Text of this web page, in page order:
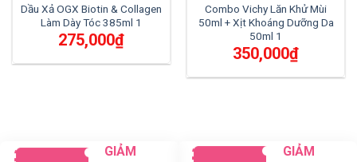
Dầu Xả OGX Biotin & Collagen
Làm Dày Tóc 385ml 1
275,000₫
Combo Vichy Lăn Khử Mùi
50ml + Xịt Khoáng Dưỡng Da
50ml 1
350,000₫
GIẢM
GIẢM